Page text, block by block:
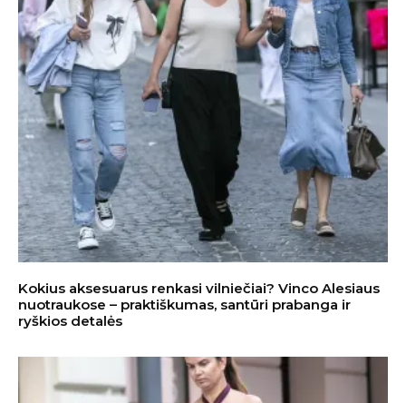
Kokius aksesuarus renkasi vilniečiai? Vinco Alesiaus
nuotraukose – praktiškumas, santūri prabanga ir
ryškios detalės